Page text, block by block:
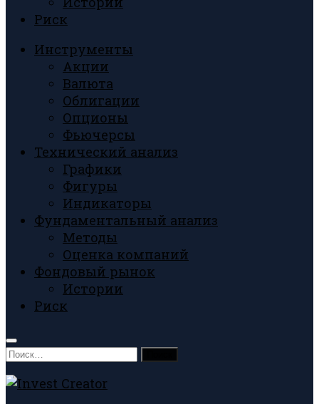
Риск
Инструменты
Акции
Валюта
Облигации
Опционы
Фьючерсы
Технический анализ
Графики
Фигуры
Индикаторы
Фундаментальный анализ
Методы
Оценка компаний
Фондовый рынок
Истории
Риск
Найти: